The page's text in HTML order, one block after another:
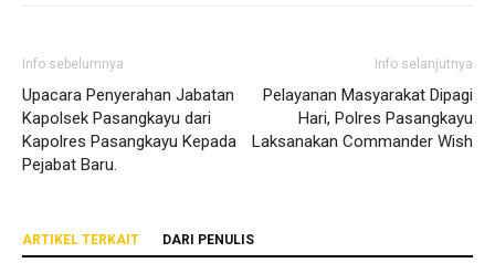
Info sebelumnya
Upacara Penyerahan Jabatan
Kapolsek Pasangkayu dari
Kapolres Pasangkayu Kepada
Pejabat Baru.
Info selanjutnya
Pelayanan Masyarakat Dipagi
Hari, Polres Pasangkayu
Laksanakan Commander Wish
ARTIKEL TERKAIT DARI PENULIS